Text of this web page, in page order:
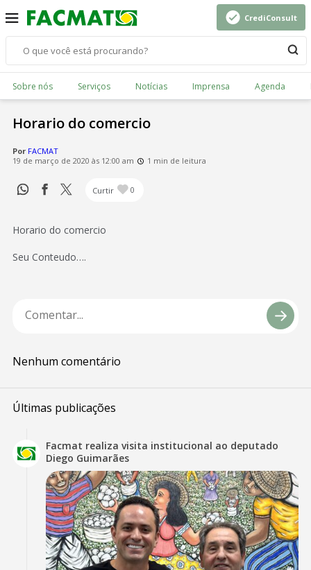
CrediConsult
Sobre nós Serviços Notícias Imprensa Agenda
Horario do comercio
Por FACMAT
19 de março de 2020 às 12:00 am
1 min de leitura
Curtir 0
Horario do comercio
Seu Conteudo….
Nenhum comentário
Últimas publicações
Facmat realiza visita institucional ao deputado
Diego Guimarães